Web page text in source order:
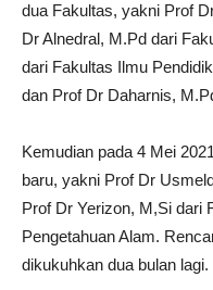
dua Fakultas, yakni Prof
Dr Alnedral, M.Pd dari
dari Fakultas Ilmu
dan Prof Dr Daharnis,
Kemudian pada 4 Mei
baru, yakni Prof Dr
Prof Dr Yerizon, M,Si dari
Pengetahuan Alam.
dikukuhkan dua bulan lagi.